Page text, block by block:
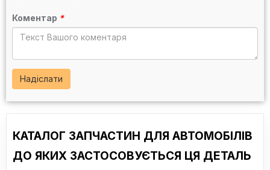
Коментар *
Надіслати
КАТАЛОГ ЗАПЧАСТИН ДЛЯ АВТОМОБІЛІВ
ДО ЯКИХ ЗАСТОСОВУЄТЬСЯ ЦЯ ДЕТАЛЬ